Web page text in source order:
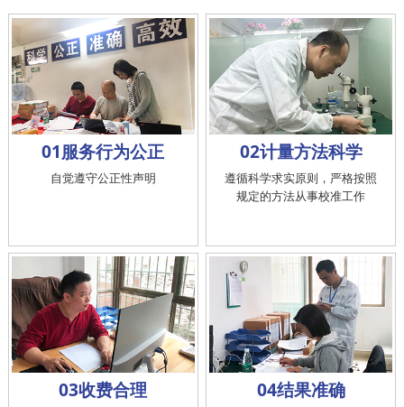
01服务行为公正
自觉遵守公正性声明
02计量方法科学
遵循科学求实原则，严格按照
规定的方法从事校准工作
03收费合理 04结果准确